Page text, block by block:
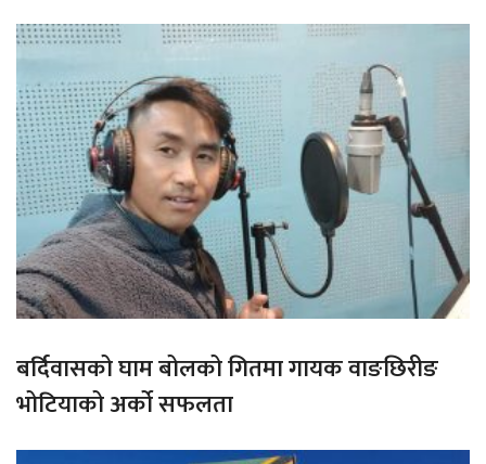
बर्दिवासको घाम बोलको गितमा गायक वाङछिरीङ
भोटियाको अर्को सफलता